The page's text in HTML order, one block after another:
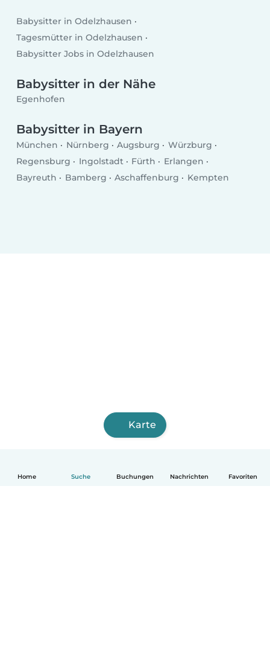
Home Suche Buchungen Nachrichten Favoriten
Babysitter in Odelzhausen
Tagesmütter in Odelzhausen
Babysitter Jobs in Odelzhausen
Babysitter in der Nähe
Egenhofen
Babysitter in Bayern
München Nürnberg Augsburg
Würzburg
Regensburg
Ingolstadt Fürth
Erlangen
Bayreuth
Bamberg Aschaffenburg Kempten
Karte